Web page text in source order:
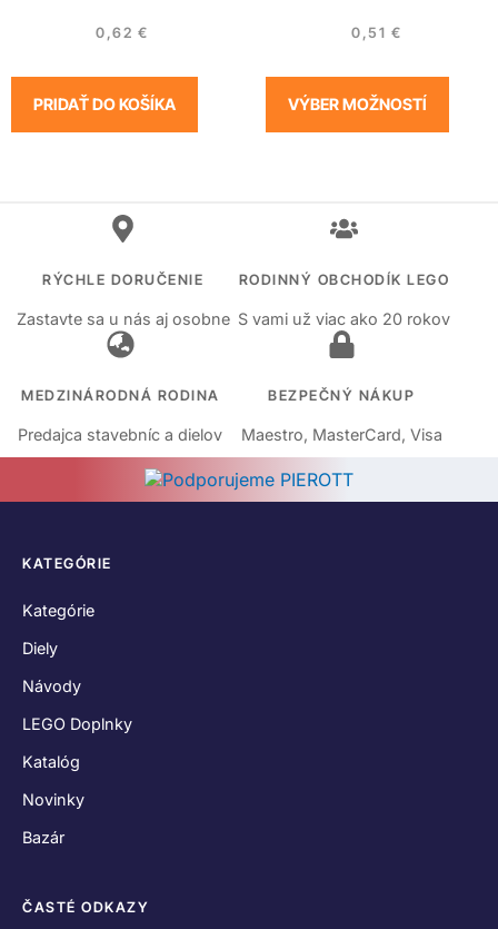
0,62 €
PRIDAŤ DO KOŠÍKA
0,51 €
VÝBER MOŽNOSTÍ
RÝCHLE DORUČENIE
Zastavte sa u nás aj osobne
RODINNÝ OBCHODÍK LEGO
S vami už viac ako 20 rokov
MEDZINÁRODNÁ RODINA
Predajca stavebníc a dielov
BEZPEČNÝ NÁKUP
Maestro, MasterCard, Visa
KATEGÓRIE
Kategórie
Diely
Návody
LEGO Doplnky
Katalóg
Novinky
Bazár
ČASTÉ ODKAZY